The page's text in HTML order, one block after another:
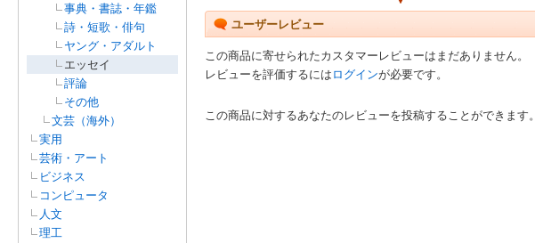
事典・書誌・年鑑
詩・短歌・俳句
ヤング・アダルト
エッセイ
評論
その他
文芸（海外）
実用
芸術・アート
ビジネス
コンピュータ
人文
理工
ユーザーレビュー
この商品に寄せられたカスタマーレビューはまだありません。
レビューを評価するには ログインが必要です。
この商品に対するあなたのレビューを投稿することができます。